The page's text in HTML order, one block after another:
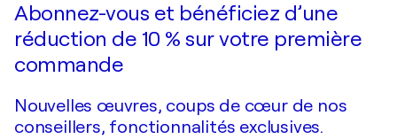
Abonnez-vous et bénéficiez d’une
réduction de 10 % sur votre première
commande
Nouvelles œuvres, coups de cœur de nos
conseillers, fonctionnalités exclusives.